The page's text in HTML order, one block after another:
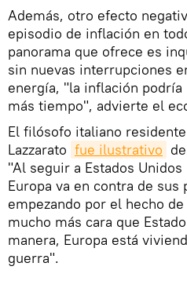
Además, otro efecto
episodio de inflación en
panorama que ofrece es
sin nuevas interrupciones
energía, "la inflación
más tiempo", advierte el
El filósofo italiano
Lazzarato fue ilustrativo
"Al seguir a Estados
Europa va en contra de
empezando por el hecho
mucho más cara que
manera, Europa está
guerra".